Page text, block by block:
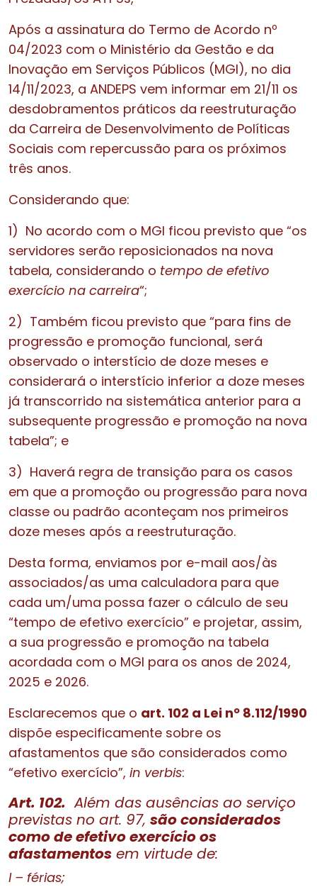
Após a assinatura do Termo de Acordo nº
04/2023 com o Ministério da Gestão e da
Inovação em Serviços Públicos (MGI), no dia
14/11/2023, a ANDEPS vem informar em 21/11 os
desdobramentos práticos da reestruturação
da Carreira de Desenvolvimento de Políticas
Sociais com repercussão para os próximos
três anos.
Considerando que:
1) No acordo com o MGI ficou previsto que “os
servidores serão reposicionados na nova
tabela, considerando o tempo de efetivo
exercício na carreira“;
2) Também ficou previsto que “para fins de
progressão e promoção funcional, será
observado o interstício de doze meses e
considerará o interstício inferior a doze meses
já transcorrido na sistemática anterior para a
subsequente progressão e promoção na nova
tabela”; e
3) Haverá regra de transição para os casos
em que a promoção ou progressão para nova
classe ou padrão aconteçam nos primeiros
doze meses após a reestruturação.
Desta forma, enviamos por e-mail aos/às
associados/as uma calculadora para que
cada um/uma possa fazer o cálculo de seu
“tempo de efetivo exercício” e projetar, assim,
a sua progressão e promoção na tabela
acordada com o MGI para os anos de 2024,
2025 e 2026.
Esclarecemos que o art. 102 a Lei nº 8.112/1990
dispõe especificamente sobre os
afastamentos que são considerados como
“efetivo exercício”, in verbis:
Art. 102. Além das ausências ao serviço
previstas no art. 97, são considerados
como de efetivo exercício os
afastamentos em virtude de:
I – férias;